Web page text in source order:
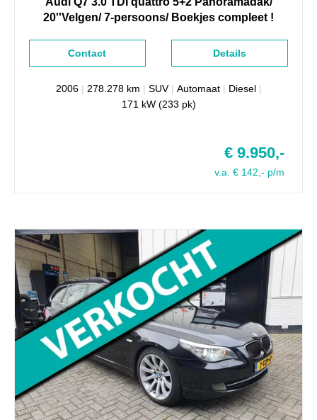
Lederen stuurwiel
Mistlampen voor
Navigatie-systeem
Parkeersensor voor en achter
20''Velgen/ 7-persoons/ Boekjes compleet !
Details
Contact
2006| 278.278 km | SUV| Automaat| Diesel|
171 kW (233 pk)
€ 9.950,-
v.a. € 142,- p/m